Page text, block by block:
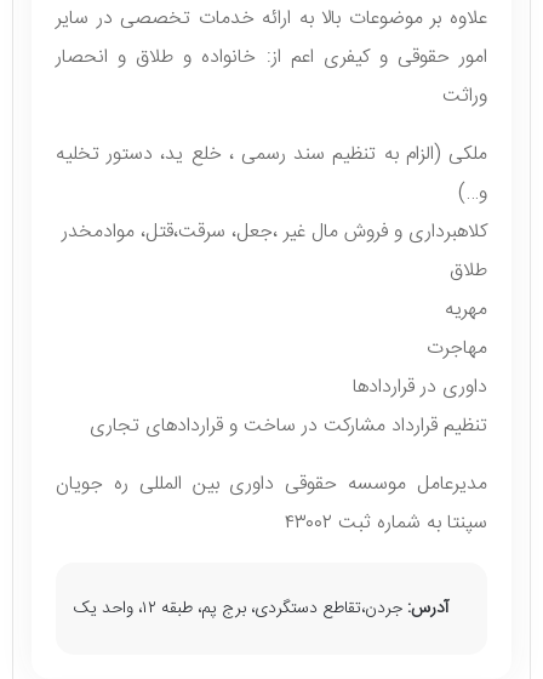
علاوه بر موضوعات بالا به ارائه خدمات تخصصی در سایر
امور حقوقی و کیفری اعم از: خانواده و طلاق و انحصار
وراثت
ملکی (الزام به تنظیم سند رسمی ، خلع ید، دستور تخلیه
و…)
کلاهبرداری و فروش مال غیر ،جعل، سرقت،قتل، موادمخدر
طلاق
مهریه
مهاجرت
داوری در قراردادها
تنظیم قرارداد مشارکت در ساخت و قراردادهای تجاری
مدیرعامل موسسه حقوقی داوری بین المللی ره جویان
سپنتا به شماره ثبت ۴۳۰۰۲
آدرس: جردن،تقاطع دستگردی، برج پم، طبقه ۱۲، واحد یک